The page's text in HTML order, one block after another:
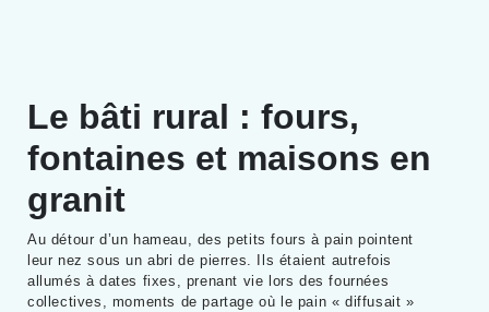
Le bâti rural : fours,
fontaines et maisons en
granit
Au détour d’un hameau, des petits fours à pain pointent
leur nez sous un abri de pierres. Ils étaient autrefois
allumés à dates fixes, prenant vie lors des fournées
collectives, moments de partage où le pain « diffusait »